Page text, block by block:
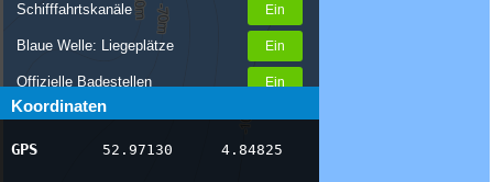
Schifffahrtskanäle
Blaue Welle: Liegeplätze
Offizielle Badestellen
Nachrichten Binnenschifffahrt
AIS-Schiffspositionen
Koordinaten
GPS 52.97130 4.84825